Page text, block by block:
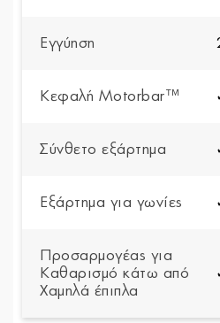
Εγγύηση
Κεφαλή Motorbar™
Σύνθετο εξάρτημα
Εξάρτημα για γωνίες
Προσαρμογέας για
Καθαρισμό κάτω από
Χαμηλά έπιπλα